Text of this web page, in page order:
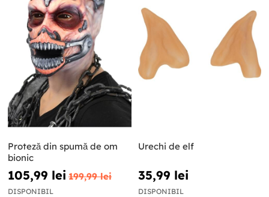
Proteză din spumă de om
bionic
105,99 lei 199,99 lei
DISPONIBIL
Urechi de elf
35,99 lei
DISPONIBIL